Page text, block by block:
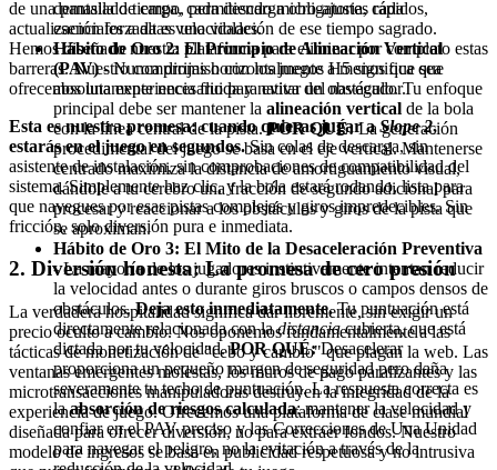
demasiado tiempo, permitiendo micro-ajustes rápidos,
esenciales a altas velocidades.
Hábito de Oro 2: El Principio de Alineación Vertical
(PAV)- Nunca dirijas horizontalmente a menos que sea
absolutamente necesario para evitar un obstáculo. Tu enfoque
principal debe ser mantener la alineación vertical de la bola
con la línea central de la pista.POR QUÉ:La generación
procedimental del juego se basa en el eje vertical. Mantenerse
centrado maximiza la distancia de amortiguamiento visual,
dándole a tu cerebro una fracción de segundo adicional para
procesar y reaccionar a los obstáculos y giros de la pista que
se aproximan.
Hábito de Oro 3: El Mito de la Desaceleración Preventiva
- La mayoría de los jugadores instintivamente intentan reducir
la velocidad antes o durante giros bruscos o campos densos de
obstáculos.Deja esto inmediatamente.Tu puntuación está
directamente relacionada con ladistanciacubierta, que está
dictada por tu velocidad.POR QUÉ:Desacelerar
proporciona un pequeño margen de seguridad pero daña
severamente tu techo de puntuación. La respuesta correcta es
laabsorción de riesgos calculada: mantener la velocidad y
confiar en el PAV preciso y las Correcciones de Una Unidad
para navegar el peligro, no la evitación a través de la
de una pantalla de carga, cada descarga obligatoria, cada
actualización forzada es una violación de ese tiempo sagrado.
Hemos diseñado nuestra plataforma para eliminar por completo estas
barreras. Nuestro compromiso con los juegos H5 significa que
ofrecemos una experiencia fluida y nativa del navegador.
Esta es nuestra promesa: cuando quieras jugar aSlope 2,
estarás en el juego en segundos.Sin colas de descarga, sin
asistente de instalación, sin comprobaciones de compatibilidad del
sistema. Simplemente haz clic, y la bola estará rodando, lista para
que navegues por esas pistas complejas y giros impredecibles. Sin
fricción, solo diversión pura e inmediata.
2. Diversión honesta: La promesa de cero presión
La verdadera hospitalidad significa dar libremente, sin exigir un
precio oculto a cambio. Nos oponemos fundamentalmente a las
tácticas de monetización de "cebo y cambio" que plagan la web. Las
ventanas emergentes molestas, los muros de pago paralizantes y las
microtransacciones manipuladoras destruyen la integridad de la
experiencia de juego. Ofrecemos una plataforma de clase mundial
diseñada para ofrecer diversión, no para extraer fondos. Nuestro
modelo de ingresos se basa en publicidad respetuosa y no intrusiva